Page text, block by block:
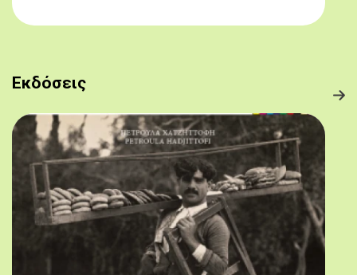
Μαργαρίτα Αντωνίου, Δημοτικό Σχολείο
Βορόκληνης (Το κυπριακό παραδοσιακό
πρόγευμα)
Εκδόσεις